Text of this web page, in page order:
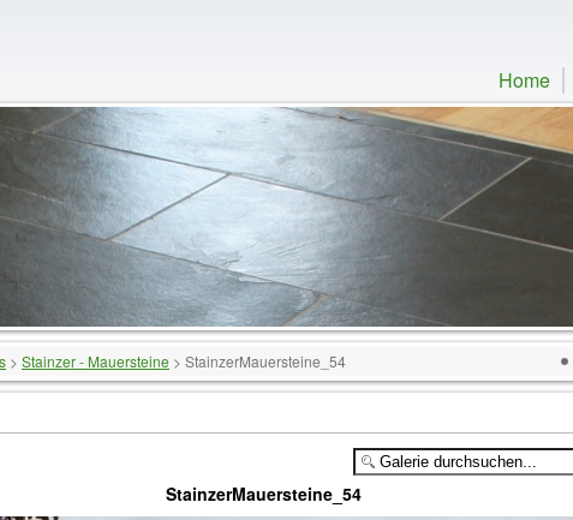
Home
> Stainzer - Mauersteine > StainzerMauersteine_54
StainzerMauersteine_54